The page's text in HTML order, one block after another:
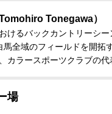
Tonegawa）
けるバックカントリーシ
馬全域のフィールドを開拓
カラースポーツクラブの代
場